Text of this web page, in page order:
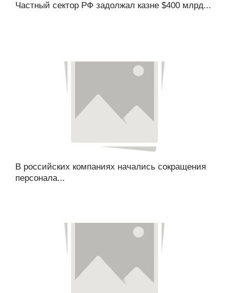
Частный сектор РФ задолжал казне $400 млрд...
В российских компаниях начались сокращения
персонала...